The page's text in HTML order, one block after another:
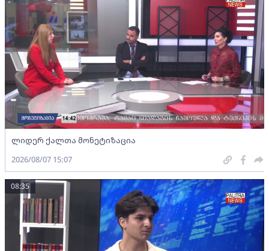
ლიდერ ქალთა მონეტიზაცია
2026/08/07 15:07
08:35